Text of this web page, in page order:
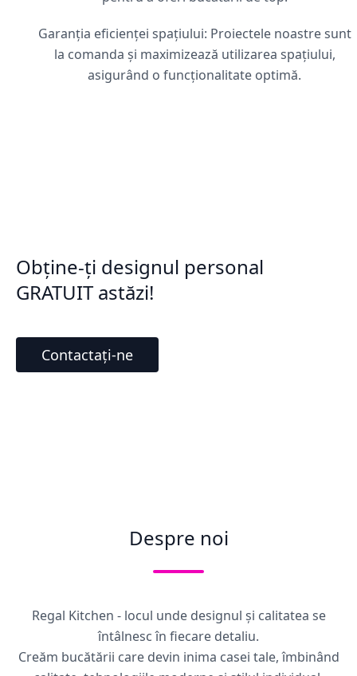
Garanția eficienței spațiului: Proiectele noastre sunt
la comanda și maximizează utilizarea spațiului,
asigurând o funcționalitate optimă.
Obține-ți designul personal
GRATUIT astăzi!
Contactați-ne
Despre noi
Regal Kitchen - locul unde designul și calitatea se
întâlnesc în fiecare detaliu.
Creăm bucătării care devin inima casei tale, îmbinând